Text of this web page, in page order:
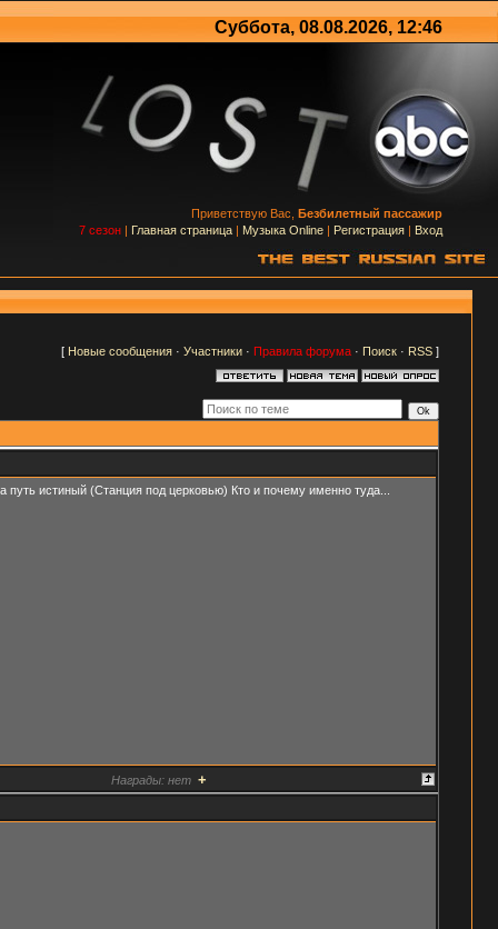
Суббота, 08.08.2026, 12:46
Приветствую Вас, Безбилетный пассажир
7 сезон | Главная страница | Музыка Online | Регистрация | Вход
[ Новые сообщения· Участники· Правила форума· Поиск· RSS]
истиный (Станция под церковью) Кто и почему именно туда...
Награды: нет +